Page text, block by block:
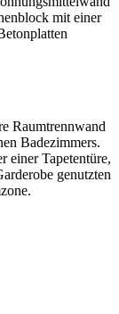
mit einer
Raumtrennwand
Badezimmers.
einer Tapetentüre,
genutzten